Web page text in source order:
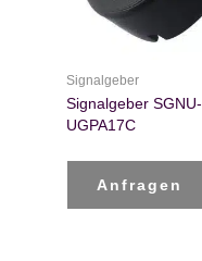
Signalgeber
Signalgeber SGNU-
UGPA17C
Anfragen